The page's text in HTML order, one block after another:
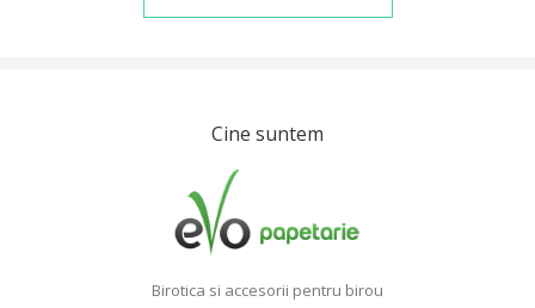
Cine suntem
Birotica si accesorii pentru birou